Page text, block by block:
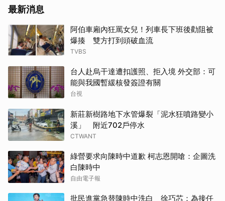
最新消息
阿伯車廂內狂罵女兒！列車長下班後勸阻被
爆揍 雙方打到頭破血流
TVBS
台人赴烏干達遭扣護照、拒入境 外交部：可
能與我國暫緩核發簽證有關
台視
新莊新樹路地下水管爆裂「泥水狂噴路變小
溪」 附近702戶停水
CTWANT
綠營要求向陳時中道歉 柯志恩開嗆：企圖洗
白陳時中
自由電子報
批民進黨急替陳時中洗白 徐巧芯：為接任